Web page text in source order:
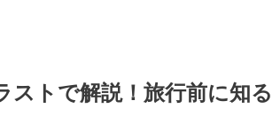
トで解説！旅行前に知る